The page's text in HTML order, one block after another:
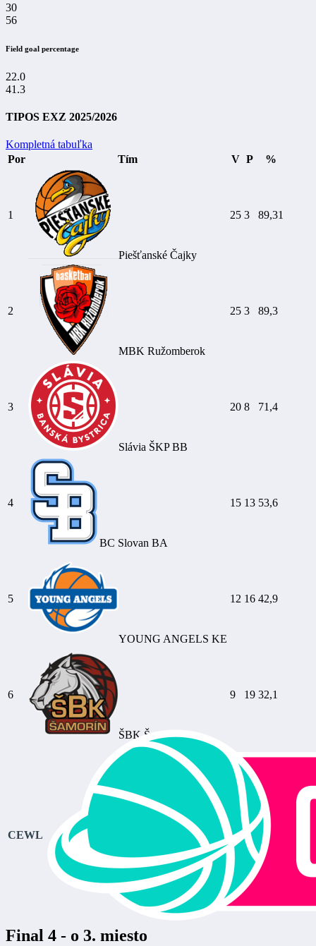
30
56
Field goal percentage
22.0
41.3
TIPOS EXZ 2025/2026
Kompletná tabuľka
Por
Tím V P %
1
Piešťanské Čajky
25 3 89,31
2
MBK Ružomberok
25 3 89,3
3
Slávia ŠKP BB
20 8 71,4
4
BC Slovan BA
15 13 53,6
5
YOUNG ANGELS KE
12 16 42,9
6
ŠBK Šamorín
9 19 32,1
CEWL
Final 4 - o 3. miesto